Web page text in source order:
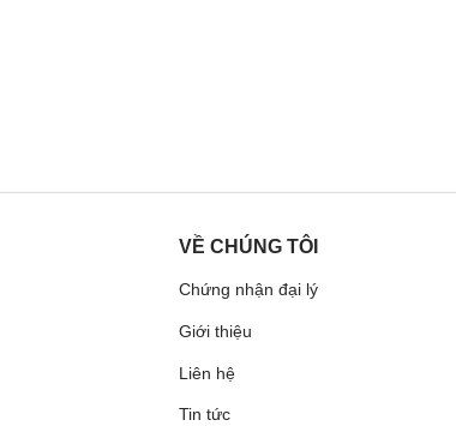
VỀ CHÚNG TÔI
Chứng nhận đại lý
Giới thiệu
Liên hệ
Tin tức